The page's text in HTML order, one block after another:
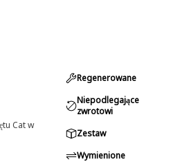
Cat w
Regenerowane
Niepodlegające
zwrotowi
Zestaw
Wymienione